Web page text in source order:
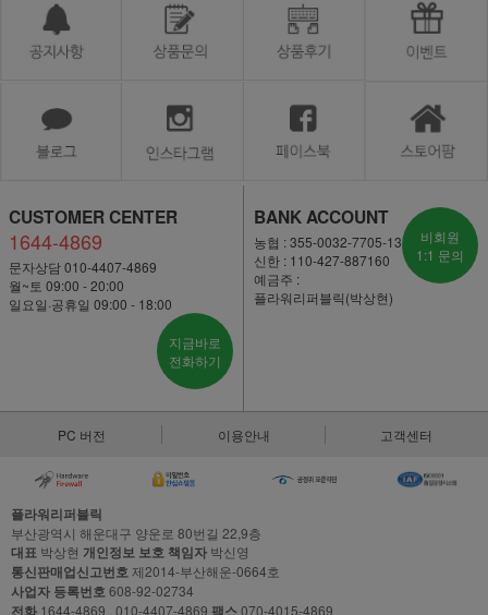
CUSTOMER CENTER
1644-4869
문자상담 010-4407-4869
월~토 09:00 - 20:00
일요일·공휴일 09:00 - 18:00
지금바로
전화하기
BANK ACCOUNT
농협 : 355-0032-7705-13
신한 : 110-427-887160
예금주 :
플라워리퍼블릭(박상현)
비회원
1:1 문의
PC 버전 이용안내 고객센터
플라워리퍼블릭
부산광역시 해운대구 양운로 80번길 22,9층
대표 박상현 개인정보 보호 책임자 박신영
통신판매업신고번호제2014-부산해운-0664호
사업자 등록번호608-92-02734
전화 1644-4869 , 010-4407-4869 팩스070-4015-4869